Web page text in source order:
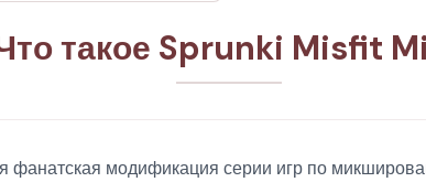
такое Sprunki Misfit
фанатская модификация серии игр по